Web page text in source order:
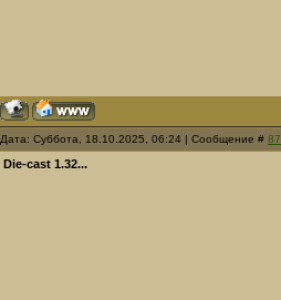
Дата: Суббота, 18.10.2025, 06:24 | Сообщение # 87
Die-cast 1.32...